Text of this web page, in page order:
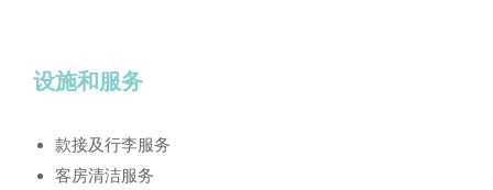
设施和服务
款接及行李服务
客房清洁服务